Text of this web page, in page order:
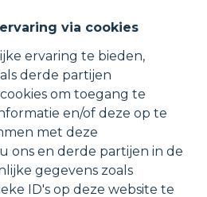
via cookies
ervaring te bieden,
derde partijen
om toegang te
en/of deze op te
met deze
ons en derde partijen in de
gegevens zoals
ID's op deze website te
op een
| 6% btw
Leest VERKOCHT